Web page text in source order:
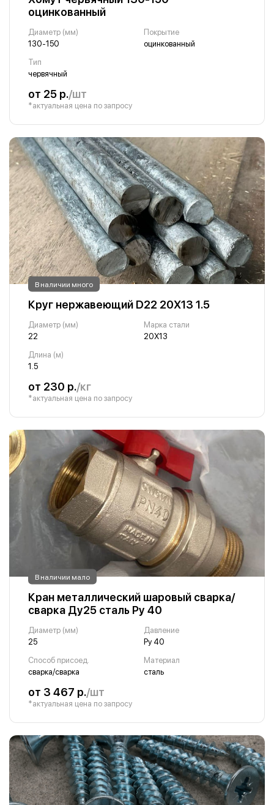
оцинкованный
Диаметр (мм)
130-150
Покрытие
оцинкованный
Тип
червячный
от 25 р./шт
*актуальная цена по запросу
В наличии много
Круг нержавеющий D22 20Х13 1.5
Диаметр (мм)
22
Марка стали
20Х13
Длина (м)
1.5
от 230 р./кг
*актуальная цена по запросу
В наличии мало
Кран металлический шаровый сварка/
сварка Ду25 сталь Ру 40
Диаметр (мм)
25
Давление
Ру 40
Способ присоед.
сварка/сварка
Материал
сталь
от 3 467 р./шт
*актуальная цена по запросу